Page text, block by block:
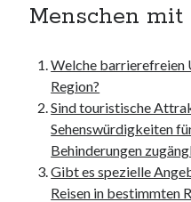
privatumzug
seniorenreisen
sportunterricht
türmaße
typo3
umzugskartons
Uncategorized
unterkunft
Menschen
Welche barrierefreien
Region?
Sind touristische
Sehenswürdigkeiten
Behinderungen
Gibt es spezielle
Reisen in bestimmten